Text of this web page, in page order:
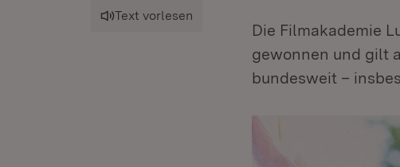
Die Filmakademie
gewonnen und gilt
bundesweit –
Text vorlesen